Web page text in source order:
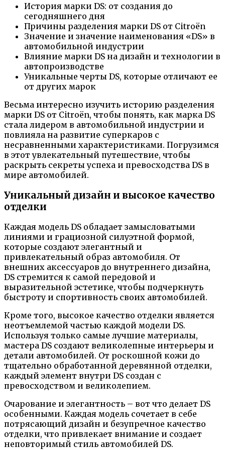
История марки DS: от создания до
сегодняшнего дня
Причины разделения марки DS от Citroën
Значение и значение наименования «DS» в
автомобильной индустрии
Влияние марки DS на дизайн и технологии в
автопроизводстве
Уникальные черты DS, которые отличают ее
от других марок
Весьма интересно изучить историю разделения
марки DS от Citroën, чтобы понять, как марка DS
стала лидером в автомобильной индустрии и
повлияла на развитие суперкаров с
несравненными характеристиками. Погрузимся
в этот увлекательный путешествие, чтобы
раскрыть секреты успеха и превосходства DS в
мире автомобилей.
Уникальный дизайн и высокое качество
отделки
Каждая модель DS обладает замысловатыми
линиями и грациозной силуэтной формой,
которые создают элегантный и
привлекательный образ автомобиля. От
внешних аксессуаров до внутреннего дизайна,
DS стремится к самой передовой и
выразительной эстетике, чтобы подчеркнуть
быстроту и спортивность своих автомобилей.
Кроме того, высокое качество отделки является
неотъемлемой частью каждой модели DS.
Используя только самые лучшие материалы,
мастера DS создают великолепные интерьеры и
детали автомобилей. От роскошной кожи до
тщательно обработанной деревянной отделки,
каждый элемент внутри DS создан с
превосходством и великолепием.
Очарование и элегантность – вот что делает DS
особенными. Каждая модель сочетает в себе
потрясающий дизайн и безупречное качество
отделки, что привлекает внимание и создает
неповторимый стиль автомобилей DS.